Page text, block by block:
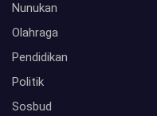
Nunukan
Olahraga
Pendidikan
Politik
Sosbud